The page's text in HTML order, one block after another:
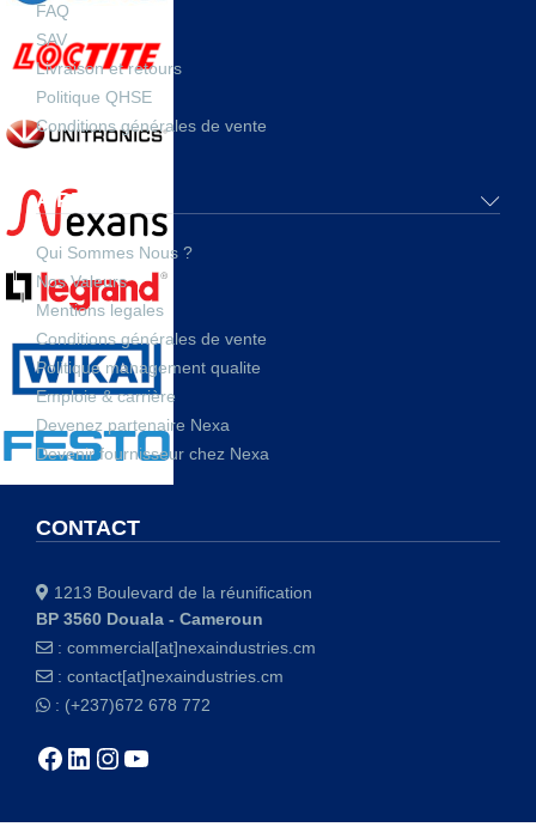
FAQ
SAV
Livraison et retours
Politique QHSE
Conditions générales de vente
A PROPOS
Qui Sommes Nous ?
Nos Valeurs
Mentions legales
Conditions générales de vente
Politique management qualite
Emploie & carrière
Devenez partenaire Nexa
Devenir fournisseur chez Nexa
CONTACT
1213 Boulevard de la réunification
BP 3560 Douala - Cameroun
: commercial[at]nexaindustries.cm
: contact[at]nexaindustries.cm
: (+237)672 678 772